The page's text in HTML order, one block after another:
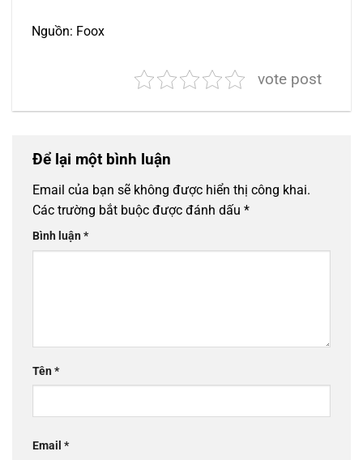
Nguồn: Foox
vote post
Để lại một bình luận
Email của bạn sẽ không được hiển thị công khai.
Các trường bắt buộc được đánh dấu *
Bình luận*
Tên*
Email *